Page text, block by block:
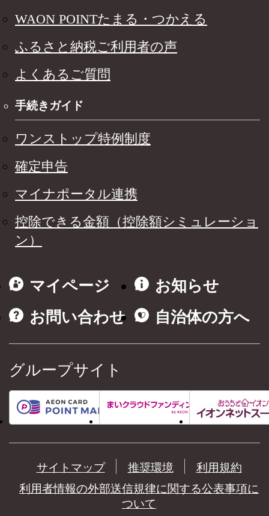
WAON POINTたまる・つかえる
ふるさと納税ご利用者の声
よくあるご質問
手続きガイド
ワンストップ特例制度
確定申告
マイナポータル連携
控除できる金額（控除額シミュレーショ
ン）
マイページ
お知らせ
お問い合わせ
自治体の方へ
グループサイト
サイトマップ 推奨環境
利用規約
利用者情報の外部送信規律に関する公表事項に
ついて